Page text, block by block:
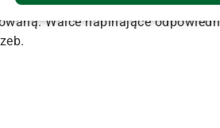
Walce napinające